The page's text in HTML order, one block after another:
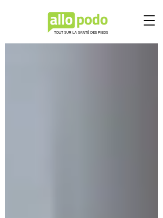
TOUT SUR LA SANTÉ DES PIEDS